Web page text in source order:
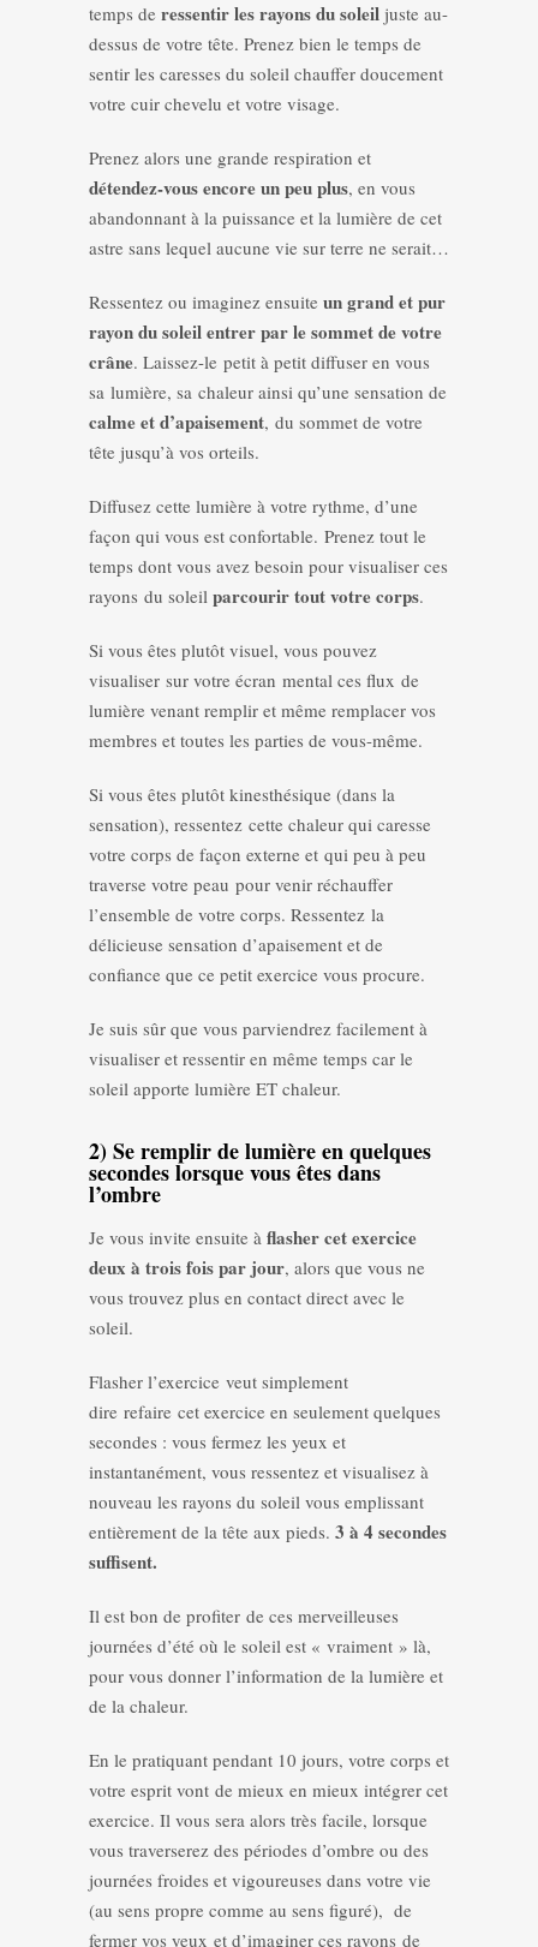
temps de ressentir les rayons du soleil juste au-
dessus de votre tête. Prenez bien le temps de
sentir les caresses du soleil chauffer doucement
votre cuir chevelu et votre visage.
Prenez alors une grande respiration et
détendez-vous encore un peu plus, en vous
abandonnant à la puissance et la lumière de cet
astre sans lequel aucune vie sur terre ne serait…
Ressentez ou imaginez ensuite un grand et pur
rayon du soleil entrer par le sommet de votre
crâne. Laissez-le petit à petit diffuser en vous
sa lumière, sa chaleur ainsi qu’une sensation de
calme et d’apaisement, du sommet de votre
tête jusqu’à vos orteils.
Diffusez cette lumière à votre rythme, d’une
façon qui vous est confortable. Prenez tout le
temps dont vous avez besoin pour visualiser ces
rayons du soleil parcourir tout votre corps.
Si vous êtes plutôt visuel, vous pouvez
visualiser sur votre écran mental ces flux de
lumière venant remplir et même remplacer vos
membres et toutes les parties de vous-même.
Si vous êtes plutôt kinesthésique (dans la
sensation), ressentez cette chaleur qui caresse
votre corps de façon externe et qui peu à peu
traverse votre peau pour venir réchauffer
l’ensemble de votre corps. Ressentez la
délicieuse sensation d’apaisement et de
confiance que ce petit exercice vous procure.
Je suis sûr que vous parviendrez facilement à
visualiser et ressentir en même temps car le
soleil apporte lumière ET chaleur.
2) Se remplir de lumière en quelques
secondes lorsque vous êtes dans
l’ombre
Je vous invite ensuite à flasher cet exercice
deux à trois fois par jour, alors que vous ne
vous trouvez plus en contact direct avec le
soleil.
Flasher l’exercice veut simplement
dire refaire cet exercice en seulement quelques
secondes : vous fermez les yeux et
instantanément, vous ressentez et visualisez à
nouveau les rayons du soleil vous emplissant
entièrement de la tête aux pieds. 3 à 4 secondes
suffisent.
Il est bon de profiter de ces merveilleuses
journées d’été où le soleil est « vraiment » là,
pour vous donner l’information de la lumière et
de la chaleur.
En le pratiquant pendant 10 jours, votre corps et
votre esprit vont de mieux en mieux intégrer cet
exercice. Il vous sera alors très facile, lorsque
vous traverserez des périodes d’ombre ou des
journées froides et vigoureuses dans votre vie
(au sens propre comme au sens figuré), de
fermer vos yeux et d’imaginer ces rayons de